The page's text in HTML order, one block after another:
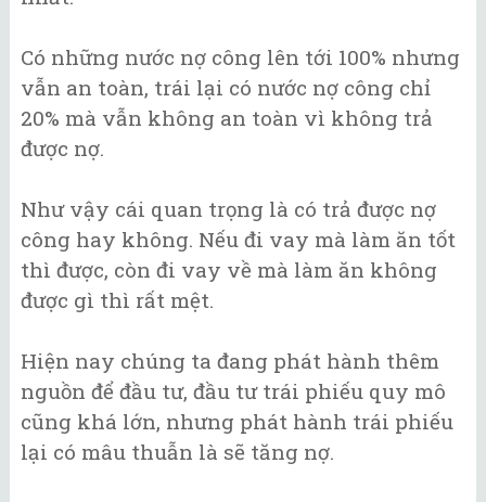
Có những nước nợ công lên tới 100% nhưng
vẫn an toàn, trái lại có nước nợ công chỉ
20% mà vẫn không an toàn vì không trả
được nợ.
Như vậy cái quan trọng là có trả được nợ
công hay không. Nếu đi vay mà làm ăn tốt
thì được, còn đi vay về mà làm ăn không
được gì thì rất mệt.
Hiện nay chúng ta đang phát hành thêm
nguồn để đầu tư, đầu tư trái phiếu quy mô
cũng khá lớn, nhưng phát hành trái phiếu
lại có mâu thuẫn là sẽ tăng nợ.